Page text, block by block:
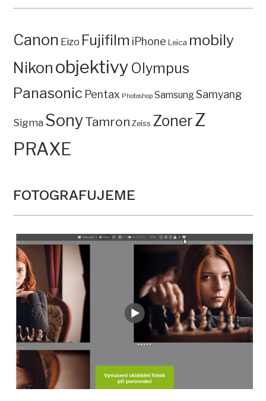
Canon Eizo Fujifilm iPhone Leica mobily
Nikon objektivy Olympus
Panasonic Pentax Photoshop SamsungSamyang
Sigma SonyTamron Zeiss ZonerZ
PRAXE
FOTOGRAFUJEME